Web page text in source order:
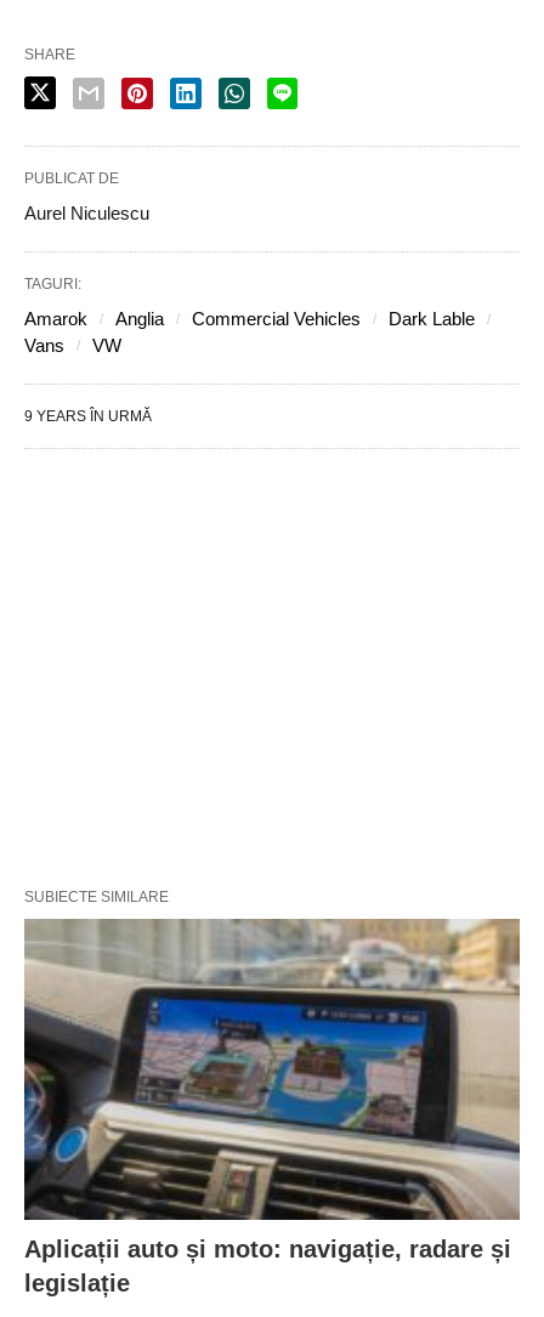
SHARE
PUBLICAT DE
Aurel Niculescu
TAGURI:
Amarok Anglia Commercial Vehicles
Dark Lable
Vans
VW
9 YEARS ÎN URMĂ
SUBIECTE SIMILARE
Aplicații auto și moto: navigație, radare și
legislație